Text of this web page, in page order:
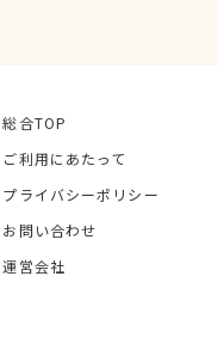
総合TOP
ご利用にあたって
プライバシーポリシー
お問い合わせ
運営会社